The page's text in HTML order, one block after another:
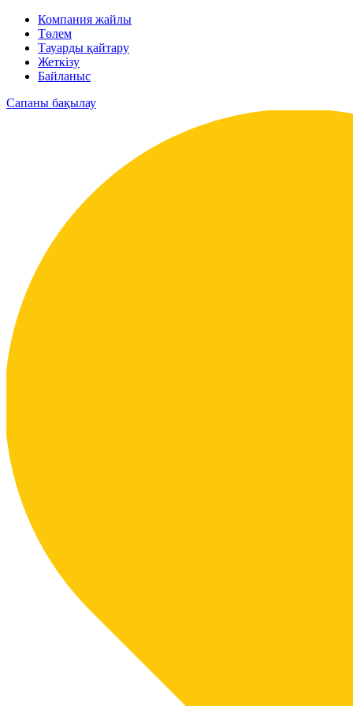
Компания жайлы
Төлем
Тауарды қайтару
Жеткізу
Байланыс
Сапаны бақылау